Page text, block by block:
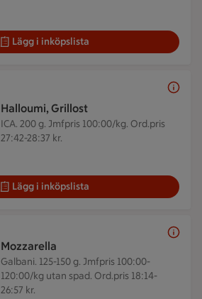
Lägg i inköpslista
Halloumi, Grillost
ICA. 200 g. Jmfpris 100:00/kg. Ord.pris
27:42-28:37 kr.
Lägg i inköpslista
Mozzarella
Galbani. 125-150 g. Jmfpris 100:00-
120:00/kg utan spad. Ord.pris 18:14-
26:57 kr.